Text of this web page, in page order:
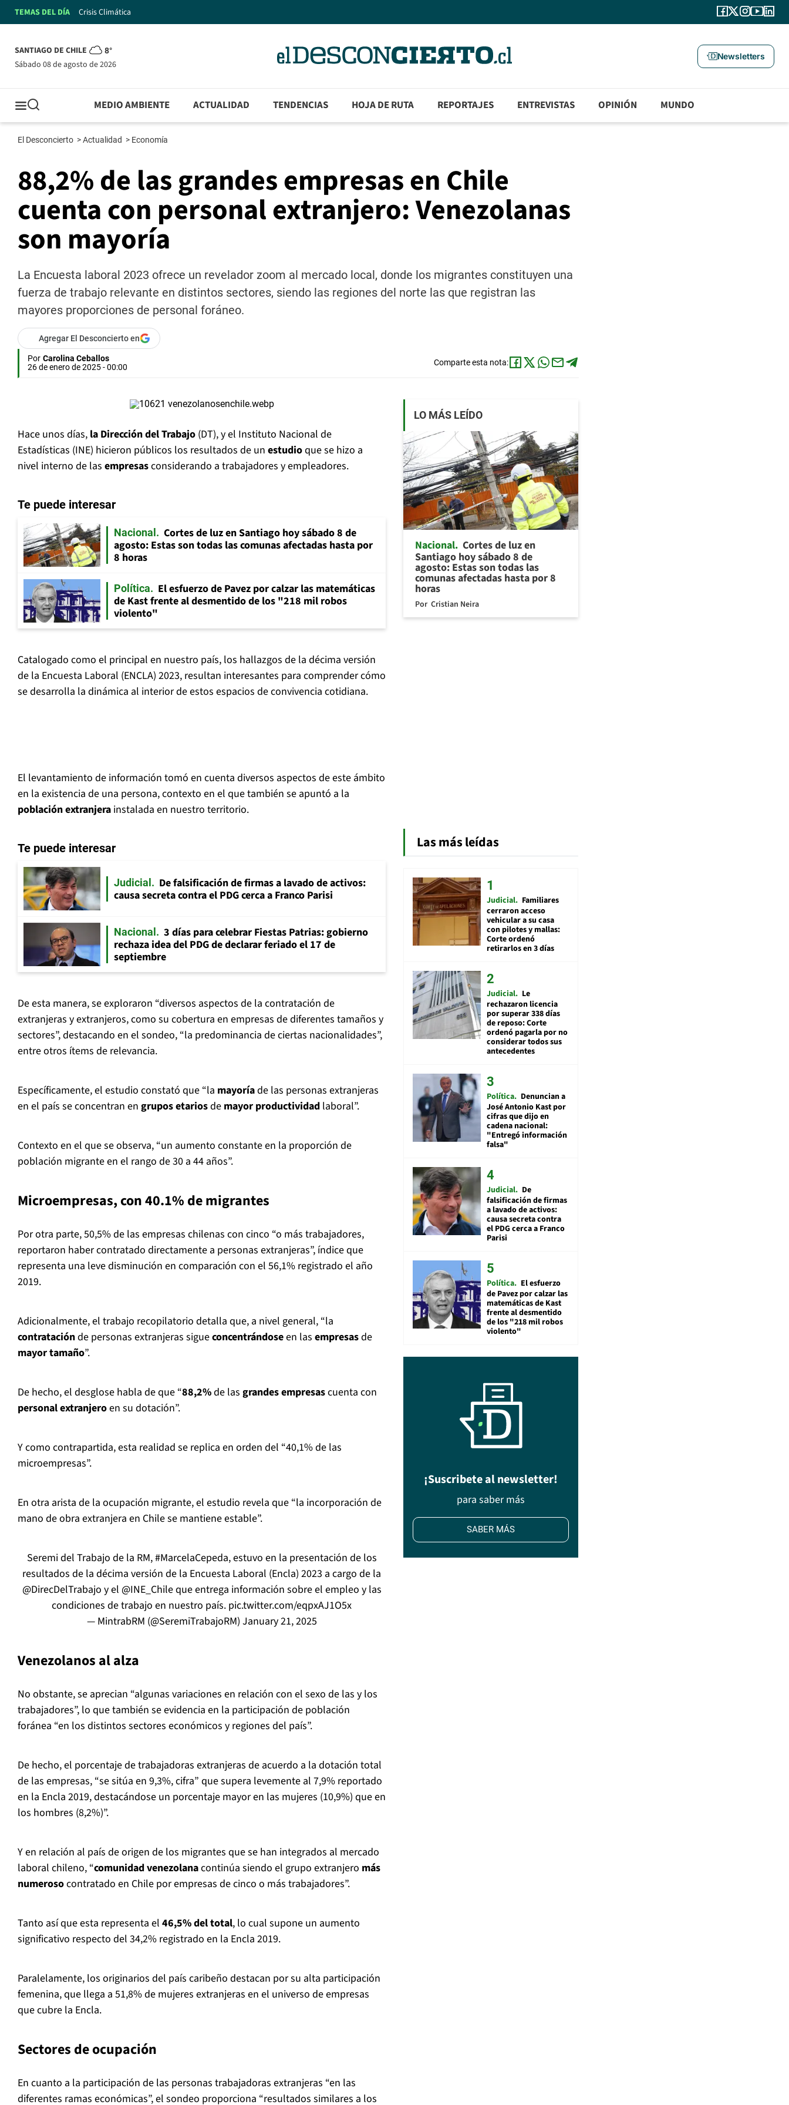
TEMAS DEL DÍA Crisis Climática
SANTIAGO DE CHILE 8°
sábado 08 de agosto de 2026
Newsletters
MEDIO AMBIENTE ACTUALIDAD TENDENCIAS HOJA DE RUTA REPORTAJES ENTREVISTAS OPINIÓN MUNDO
El Desconcierto >Actualidad > Economía
88,2% de las grandes empresas en Chile
cuenta con personal extranjero: Venezolanas
son mayoría
La Encuesta laboral 2023 ofrece un revelador zoom al mercado local, donde los migrantes constituyen una
fuerza de trabajo relevante en distintos sectores, siendo las regiones del norte las que registran las
mayores proporciones de personal foráneo.
Agregar El Desconcierto en
Por Carolina Ceballos
26 de enero de 2025 - 00:00
Comparte esta nota:
Hace unos días, la Dirección del Trabajo (DT), y el Instituto Nacional de
Estadísticas (INE) hicieron públicos los resultados de un estudioque se hizo a
nivel interno de las empresasconsiderando a trabajadores y empleadores.
Te puede interesar
Nacional
Cortes de luz en Santiago hoy sábado 8 de
agosto: Estas son todas las comunas afectadas hasta por
8 horas
Política
El esfuerzo de Pavez por calzar las matemáticas
de Kast frente al desmentido de los "218 mil robos
violento"
Catalogado como el principal en nuestro país, los hallazgos de la décima versión
de la Encuesta Laboral (ENCLA) 2023, resultan interesantes para comprender cómo
se desarrolla la dinámica al interior de estos espacios de convivencia cotidiana.
El levantamiento de información tomó en cuenta diversos aspectos de este ámbito
en la existencia de una persona, contexto en el que también se apuntó a la
población extranjera instalada en nuestro territorio.
Te puede interesar
Judicial
De falsificación de firmas a lavado de activos:
causa secreta contra el PDG cerca a Franco Parisi
Nacional
3 días para celebrar Fiestas Patrias: gobierno
rechaza idea del PDG de declarar feriado el 17 de
septiembre
De esta manera, se exploraron “diversos aspectos de la contratación de
extranjeras y extranjeros, como su cobertura en empresas de diferentes tamaños y
sectores”, destacando en el sondeo, “la predominancia de ciertas nacionalidades”,
entre otros ítems de relevancia.
Específicamente, el estudio constató que “la mayoríade las personas extranjeras
en el país se concentran en grupos etariosde mayor productividad laboral”.
Contexto en el que se observa, “un aumento constante en la proporción de
población migrante en el rango de 30 a 44 años”.
Microempresas, con 40.1% de migrantes
Por otra parte, 50,5% de las empresas chilenas con cinco “o más trabajadores,
reportaron haber contratado directamente a personas extranjeras”, índice que
representa una leve disminución en comparación con el 56,1% registrado el año
2019.
Adicionalmente, el trabajo recopilatorio detalla que, a nivel general, “la
contrataciónde personas extranjeras sigueconcentrándoseen las empresasde
mayor tamaño”.
De hecho, el desglose habla de que “88,2%de las grandes empresascuenta con
personal extranjeroen su dotación”.
Y como contrapartida, esta realidad se replica en orden del “40,1% de las
microempresas”.
En otra arista de la ocupación migrante, el estudio revela que “la incorporación de
mano de obra extranjera en Chile se mantiene estable”.
Seremi del Trabajo de la RM,#MarcelaCepeda, estuvo en la presentación de los
resultados de la décima versión de la Encuesta Laboral (Encla) 2023 a cargo de la
@DirecDelTrabajo y el @INE_Chileque entrega información sobre el empleo y las
condiciones de trabajo en nuestro país. pic.twitter.com/eqpxAJ1O5x
— MintrabRM (@SeremiTrabajoRM) January 21, 2025
Venezolanos al alza
No obstante, se aprecian “algunas variaciones en relación con el sexo de las y los
trabajadores”, lo que también se evidencia en la participación de población
foránea “en los distintos sectores económicos y regiones del país”.
De hecho, el porcentaje de trabajadoras extranjeras de acuerdo a la dotación total
de las empresas, “se sitúa en 9,3%, cifra” que supera levemente al 7,9% reportado
en la Encla 2019, destacándose un porcentaje mayor en las mujeres (10,9%) que en
los hombres (8,2%)”.
Y en relación al país de origen de los migrantes que se han integrados al mercado
laboral chileno, “comunidad venezolanacontinúa siendo el grupo extranjero más
numerosocontratado en Chile por empresas de cinco o más trabajadores”.
Tanto así que esta representa el 46,5% del total, lo cual supone un aumento
significativo respecto del 34,2% registrado en la Encla 2019.
Paralelamente, los originarios del país caribeño destacan por su alta participación
femenina, que llega a 51,8% de mujeres extranjeras en el universo de empresas
que cubre la Encla.
Sectores de ocupación
En cuanto a la participación de las personas trabajadoras extranjeras “en las
diferentes ramas económicas”, el sondeo proporciona “resultados similares a los
LO MÁS LEÍDO
Nacional Cortes de luz en
Santiago hoy sábado 8 de
agosto: Estas son todas las
comunas afectadas hasta por 8
horas
Por Cristian Neira
Las más leídas
Judicial Familiares
cerraron acceso
vehicular a su casa
con pilotes y mallas:
Corte ordenó
retirarlos en 3 días
Judicial Le
rechazaron licencia
por superar 338 días
de reposo: Corte
ordenó pagarla por no
considerar todos sus
antecedentes
Política Denuncian a
José Antonio Kast por
cifras que dijo en
cadena nacional:
"Entregó información
falsa"
Judicial De
falsificación de firmas
a lavado de activos:
causa secreta contra
el PDG cerca a Franco
Parisi
Política El esfuerzo
de Pavez por calzar las
matemáticas de Kast
frente al desmentido
de los "218 mil robos
violento"
¡Suscribete al newsletter!
para saber más
SABER MÁS